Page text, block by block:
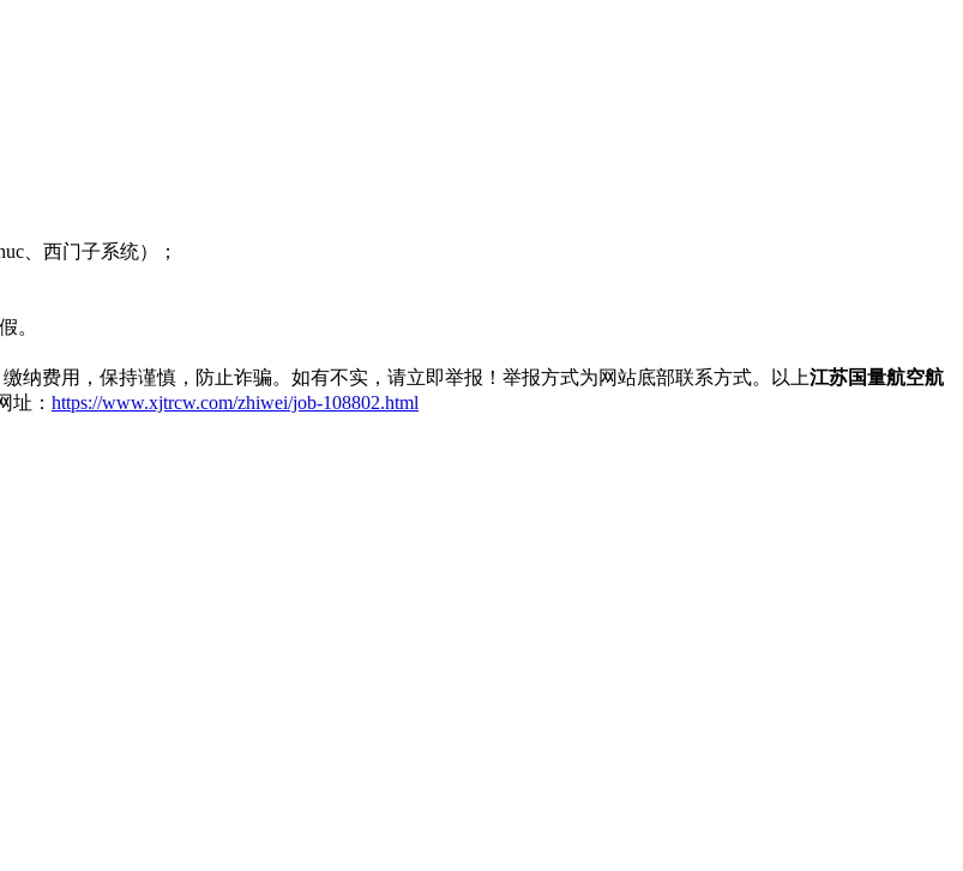
、西门子系统）；
。
缴纳费用，保持谨慎，防止诈骗。如有不实，请立即举报！举报方式为网站底部联系方式。以上江苏国量航空航
址： https://www.xjtrcw.com/zhiwei/job-108802.html